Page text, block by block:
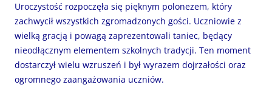
Uroczystość rozpoczęła się pięknym polonezem, który
zachwycił wszystkich zgromadzonych gości. Uczniowie z
wielką gracją i powagą zaprezentowali taniec, będący
nieodłącznym elementem szkolnych tradycji. Ten moment
dostarczył wielu wzruszeń i był wyrazem dojrzałości oraz
ogromnego zaangażowania uczniów.